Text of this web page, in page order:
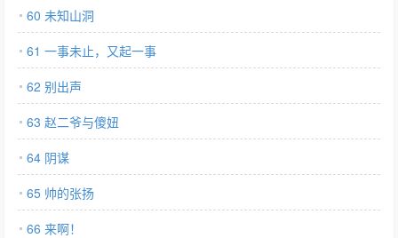
60 未知山洞
61 一事未止，又起一事
62 别出声
63 赵二爷与傻妞
64 阴谋
65 帅的张扬
66 来啊！